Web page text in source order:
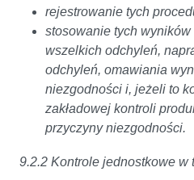
rejestrowanie tych
stosowanie tych
wszelkich odchyleń,
odchyleń, omawiania
niezgodności i, jeżeli to
zakładowej kontroli
przyczyny niezgodności.
9.2.2 Kontrole jednostkowe w